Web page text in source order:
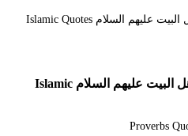
دعاء لطلب الرزق مجرب عن اهل البيت عليهم السلام Islamic